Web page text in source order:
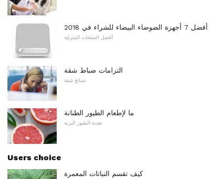
أفضل 7 أجهزة الضوضاء البيضاء للشراء في 2018
أفضل المنتجات المنزلية
التزامات ضباط شقة
نصائح شقة
ما لإطعام الطيور الطنانة
تغذية الطيور البرية
Users choice
كيف تقسم النباتات المعمرة